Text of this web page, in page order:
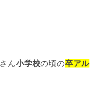
さん小学校の頃の卒アル